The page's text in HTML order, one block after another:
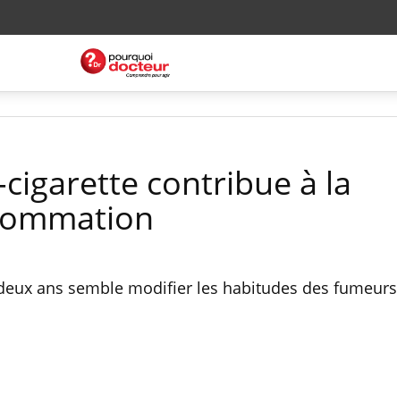
contribue à la
ans semble modifier les habitudes des fumeurs